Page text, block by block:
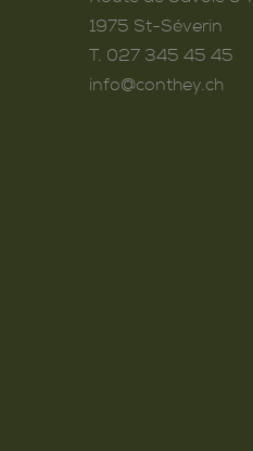
1975 St-Séverin
T. 027 345 45 45
info@conthey.ch